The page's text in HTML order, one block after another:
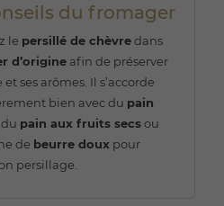
du fromager
le persillé de chèvredans
d’origine afin de préserver
ses arômes. Il s’accorde
bien avec du pain
, du pain aux fruits secsou
de beurre doux pour
persillage.